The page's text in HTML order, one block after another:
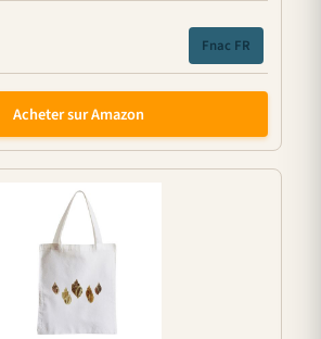
Fnac FR
Acheter sur Amazon